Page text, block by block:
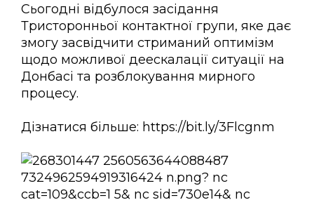
Сьогодні відбулося засідання
Тристоронньої контактної групи, яке дає
змогу засвідчити стриманий оптимізм
щодо можливої деескалації ситуації на
Донбасі та розблокування мирного
процесу.
Дізнатися більше: https://bit.ly/3Flcgnm